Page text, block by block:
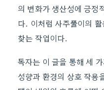
의 변화가 생산성에 긍정
다. 이처럼 사주풀이의
찾는 작업이다.
독자는 이 글을 통해 세
성향과 환경의 상호 작용